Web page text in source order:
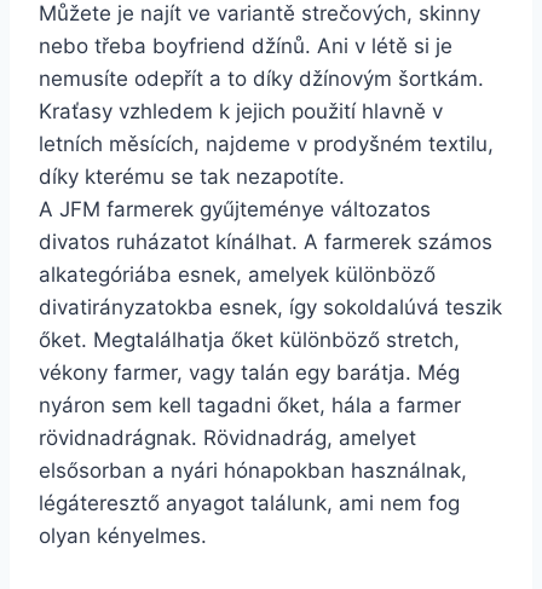
Můžete je najít ve variantě strečových, skinny
nebo třeba boyfriend džínů. Ani v létě si je
nemusíte odepřít a to díky džínovým šortkám.
Kraťasy vzhledem k jejich použití hlavně v
letních měsících, najdeme v prodyšném textilu,
díky kterému se tak nezapotíte.
A JFM farmerek gyűjteménye változatos
divatos ruházatot kínálhat. A farmerek számos
alkategóriába esnek, amelyek különböző
divatirányzatokba esnek, így sokoldalúvá teszik
őket. Megtalálhatja őket különböző stretch,
vékony farmer, vagy talán egy barátja. Még
nyáron sem kell tagadni őket, hála a farmer
rövidnadrágnak. Rövidnadrág, amelyet
elsősorban a nyári hónapokban használnak,
légáteresztő anyagot találunk, ami nem fog
olyan kényelmes.